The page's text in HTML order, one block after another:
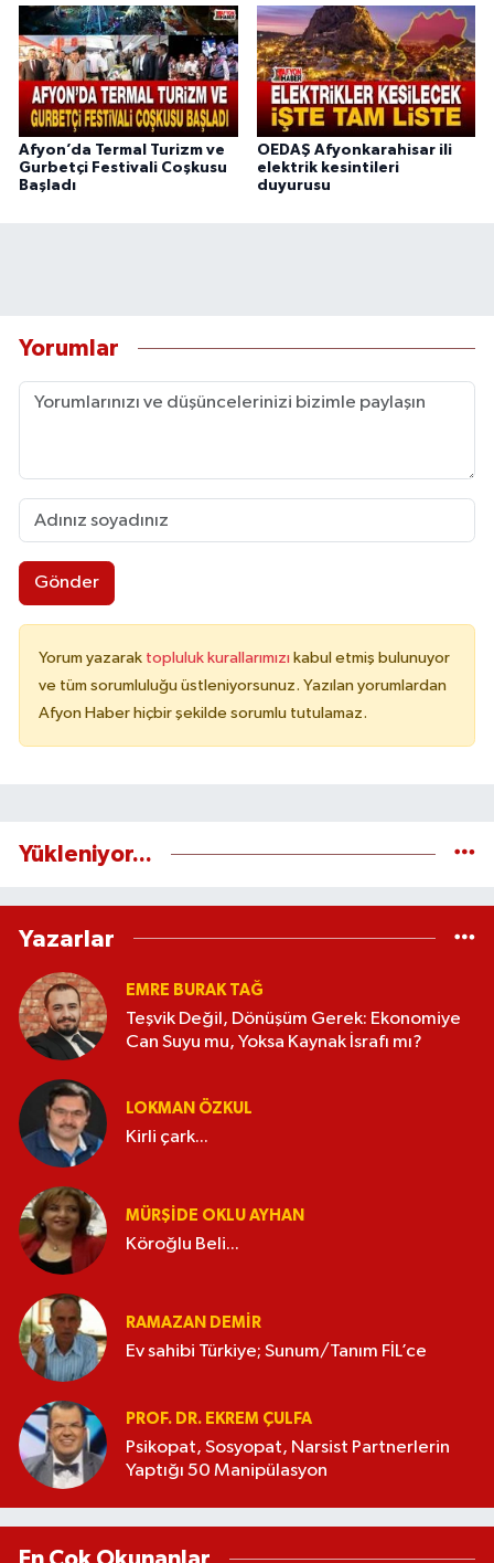
Afyon’da Termal Turizm ve
Gurbetçi Festivali Coşkusu
Başladı
OEDAŞ Afyonkarahisar ili
elektrik kesintileri
duyurusu
Yorumlar
Gönder
Yorum yazarak topluluk kurallarımızı kabul etmiş bulunuyor
ve tüm sorumluluğu üstleniyorsunuz. Yazılan yorumlardan
Afyon Haber hiçbir şekilde sorumlu tutulamaz.
Yükleniyor...
Yazarlar
EMRE BURAK TAĞ
Teşvik Değil, Dönüşüm Gerek: Ekonomiye
Can Suyu mu, Yoksa Kaynak İsrafı mı?
LOKMAN ÖZKUL
Kirli çark...
MÜRŞIDE OKLU AYHAN
Köroğlu Beli...
RAMAZAN DEMİR
Ev sahibi Türkiye; Sunum/Tanım FİL’ce
PROF. DR. EKREM ÇULFA
Psikopat, Sosyopat, Narsist Partnerlerin
Yaptığı 50 Manipülasyon